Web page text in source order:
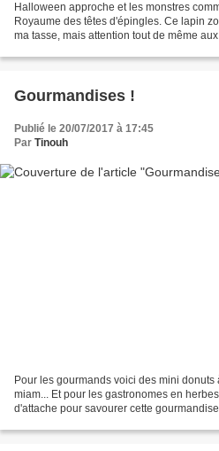
Halloween approche et les monstres
Royaume des têtes d'épingles. Ce lapin
ma tasse, mais attention tout de même
Gourmandises !
Publié le 20/07/2017 à 17:45
Par Tinouh
Pour les gourmands voici des mini donuts
miam... Et pour les gastronomes en
d'attache pour savourer cette